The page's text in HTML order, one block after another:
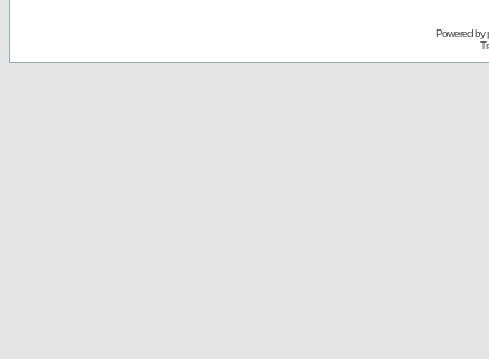
Powered by